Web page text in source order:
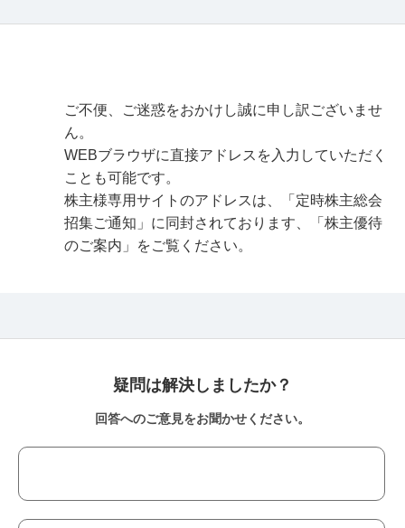
ご不便、ご迷惑をおかけし誠に申し訳ございませ
ん。
WEBブラウザに直接アドレスを入力していただく
ことも可能です。
株主様専用サイトのアドレスは、「定時株主総会
招集ご通知」に同封されております、「株主優待
のご案内」をご覧ください。
疑問は解決しましたか？
回答へのご意見をお聞かせください。